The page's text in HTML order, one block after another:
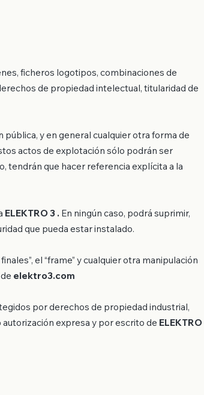
ficheros logotipos, combinaciones de
de propiedad intelectual, titularidad de
y en general cualquier otra forma de
actos de explotación sólo podrán ser
tendrán que hacer referencia explícita a la
ELEKTRO 3 . En ningún caso, podrá suprimir,
que pueda estar instalado.
el “frame” y cualquier otra manipulación
elektro3.com
por derechos de propiedad industrial,
expresa y por escrito de ELEKTRO